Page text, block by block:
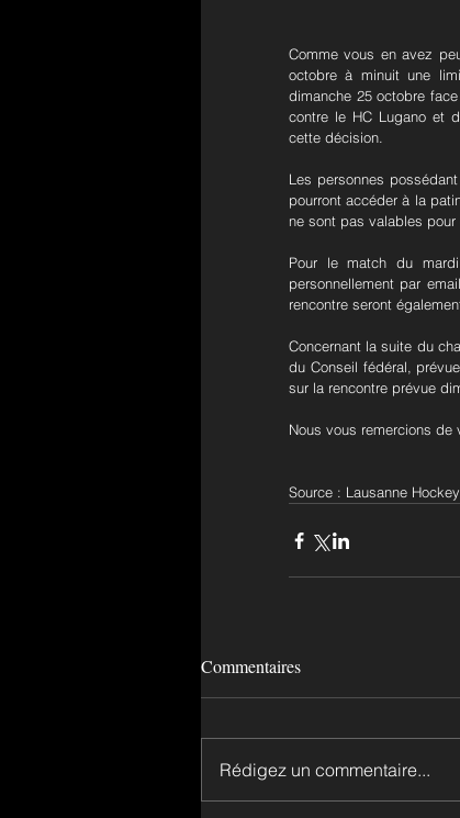
Comme vous en avez
octobre à minuit une
dimanche 25 octobre
contre le HC Lugano et
cette décision.
Les personnes
pourront accéder à la
ne sont pas valables pour
Pour le match du
personnellement par
rencontre seront
Concernant la suite du
du Conseil fédéral,
sur la rencontre prévue
Nous vous remercions de
Source : Lausanne
Commentaires
Rédigez un commentaire...